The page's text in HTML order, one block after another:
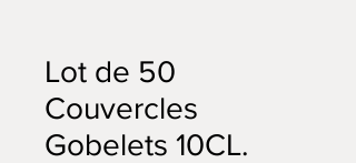
Lot de 50
Couvercles
Gobelets 10CL.